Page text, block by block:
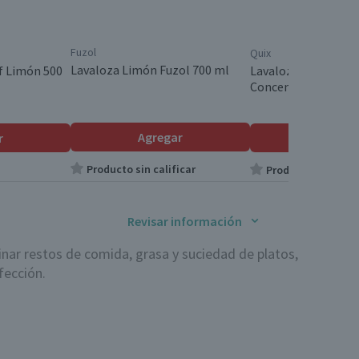
Limón 500
Fuzol
Lavaloza Limón Fuzol 700 ml
Agregar
Producto sin calificar
Quix
Lavalozas Quix
Concentrado 450
Producto sin
Revisar información
restos de comida, grasa y suciedad de platos,